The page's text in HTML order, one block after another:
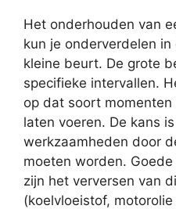
Het onderhouden van
kun je onderverdelen
kleine beurt. De grote
specifieke intervallen.
op dat soort
laten voeren. De kans
werkzaamheden door
moeten worden.
zijn het verversen van
(koelvloeistof,